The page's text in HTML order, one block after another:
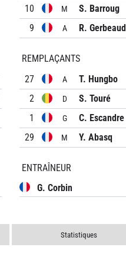
10 M
S. Barroug
9
A R. Gerbeaud
REMPLAÇANTS
27
A T. Hungbo
2 D S. Touré
1 G
C. Escandre
29
M Y. Abasq
ENTRAÎNEUR
G. Corbin
Statistiques